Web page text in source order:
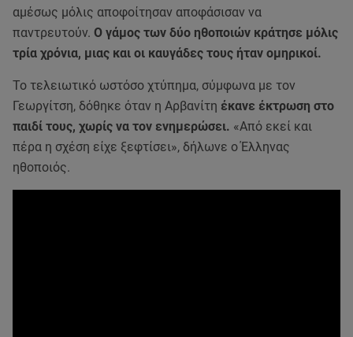
αμέσως μόλις αποφοίτησαν αποφάσισαν να
παντρευτούν. Ο γάμος των δύο ηθοποιών κράτησε μόλις
τρία χρόνια, μιας και οι καυγάδες τους ήταν ομηρικοί.
Το τελειωτικό ωστόσο χτύπημα, σύμφωνα με τον
Γεωργίτση, δόθηκε όταν η Αρβανίτη έκανε έκτρωση στο
παιδί τους, χωρίς να τον ενημερώσει. «Από εκεί και
πέρα η σχέση είχε ξεφτίσει», δήλωνε ο Έλληνας
ηθοποιός.